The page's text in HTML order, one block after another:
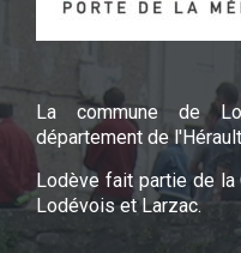
La commune de
département de
Lodève fait partie de la
Lodévois et Larzac.